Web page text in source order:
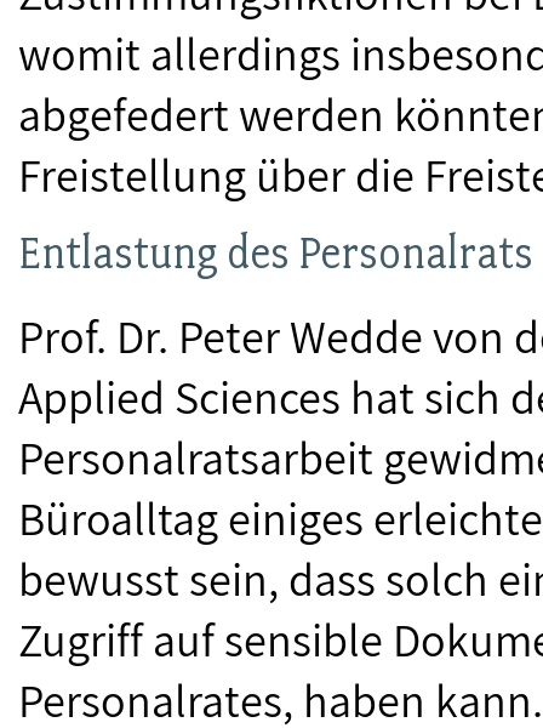
womit allerdings
abgefedert werden
Freistellung über die
Entlastung des
Prof. Dr. Peter Wedde von
Applied Sciences hat sich
Personalratsarbeit
Büroalltag einiges
bewusst sein, dass solch
Zugriff auf sensible
Personalrates, haben